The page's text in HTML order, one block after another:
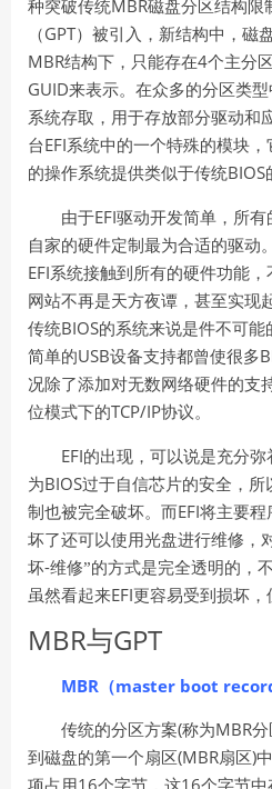
种突破传统MBR磁盘分区结构限
（GPT）被引入，新结构中，磁
MBR结构下，只能存在4个主分
GUID来表示。在众多的分区类型
系统存取，用于存放部分驱动和
台EFI系统中的一个特殊的模块，
的操作系统提供类似于传统BIOS
由于EFI驱动开发简单，所
自家的硬件定制最为合适的驱动
EFI系统接触到所有的硬件功能
网站不再是天方夜谭，甚至实现
传统BIOS的系统来说是件不可能
简单的USB设备支持都曾使很多
况除了添加对无数网络硬件的支
位模式下的TCP/IP协议。
EFI的出现，可以说是充分弥
为BIOS过于自信芯片的安全，所
制也被完全破坏。而EFI将主要程
坏了还可以使用光盘进行维修，
坏-维修”的方式是完全透明的，
虽然看起来EFI更容易受到损坏，
MBR与GPT
MBR（master boot record
传统的分区方案(称为MBR分
到磁盘的第一个扇区(MBR扇区)
项占用16个字节，这16个字节中